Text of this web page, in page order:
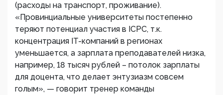
(расходы на транспорт, проживание).
«Провинциальные университеты постепенно
теряют потенциал участия в ICPC, т.к.
концентрация IT-компаний в регионах
уменьшается, а зарплата преподавателей низка,
например, 18 тысяч рублей – потолок зарплаты
для доцента, что делает энтузиазм совсем
голым», — говорит тренер команды